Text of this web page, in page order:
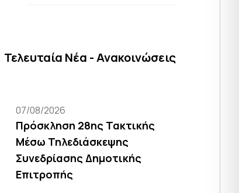
Τελευταία Νέα - Ανακοινώσεις
07/08/2026
Πρόσκληση 28ης Τακτικής
Μέσω Τηλεδιάσκεψης
Συνεδρίασης Δημοτικής
Επιτροπής